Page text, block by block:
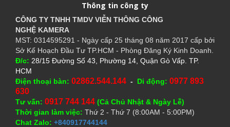
Thông tin công ty
CÔNG TY TNHH TMDV VIỄN THÔNG CÔNG
NGHỆ KAMERA
MST: 0314595291 - Ngày cấp 25 tháng 08 năm 2017 cấp bởi
Sở Kế Hoạch Đầu Tư TP.HCM - Phòng Đăng Ký Kinh Doanh.
Đ/c: 28/15 Đường Số 43, Phường 14, Quận Gò Vấp. TP.
HCM
Điện thoại bàn: 02862.544.144 - Di động: 0977 893
630
Tư vấn: 0917 744 144 (Cả Chủ Nhật & Ngày Lễ)
Thời gian làm việc: Thứ 2 - Thứ 7 (8:00AM - 5:00PM)
Chat Zalo: +840917744144